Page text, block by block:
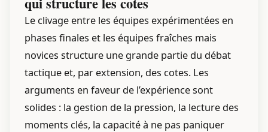
Le clivage entre les équipes expérimentées en
phases finales et les équipes fraîches mais
novices structure une grande partie du débat
tactique et, par extension, des cotes. Les
arguments en faveur de l’expérience sont
solides : la gestion de la pression, la lecture des
moments clés, la capacité à ne pas paniquer